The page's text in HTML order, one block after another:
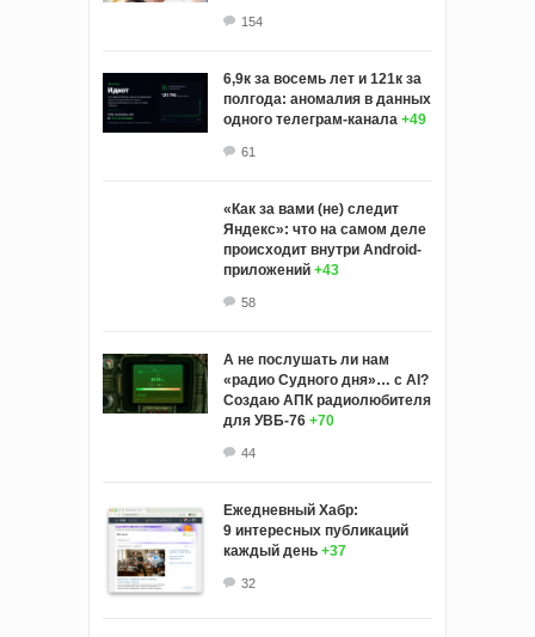
154
6,9к за восемь лет и 121к за
полгода: аномалия в данных
одного телеграм-канала +49
61
«Как за вами (не) следит
Яндекс»: что на самом деле
происходит внутри Android-
приложений +43
58
А не послушать ли нам
«радио Судного дня»… с AI?
Создаю АПК радиолюбителя
для УВБ-76 +70
44
Ежедневный Хабр:
9 интересных публикаций
каждый день +37
32